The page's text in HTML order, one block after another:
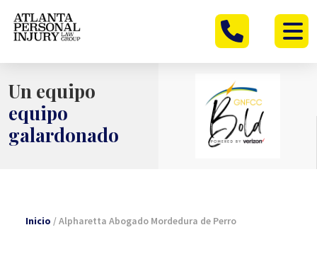
Un equipo
equipo
galardonado
Inicio /Alpharetta Abogado Mordedura de Perro